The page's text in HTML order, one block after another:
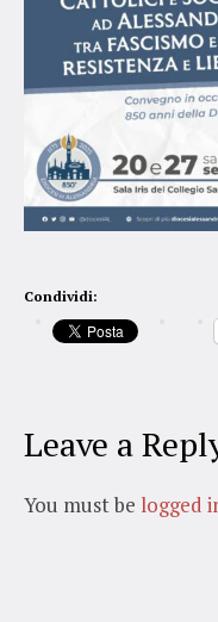
Condividi:
Leave a
You must be logged